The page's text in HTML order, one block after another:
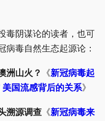
毒阴谋论的读者，也可
病毒自然生态起源论：
洲山火？ 《新冠病毒起
国流感背后的关系》
溯源调查 《新冠病毒来